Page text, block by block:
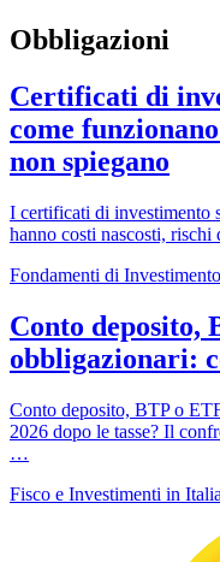
Obbligazioni
Certificati di
come
non spiegano
I certificati di investimento
hanno costi nascosti,
Fondamenti di Investimento
Conto deposito,
obbligazionari:
Conto deposito, BTP o
2026 dopo le tasse? Il
…
Fisco e Investimenti in Italia